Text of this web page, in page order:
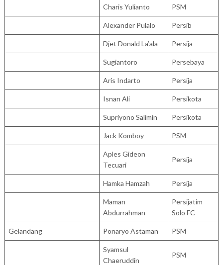
Charis Yulianto PSM
Alexander Pulalo Persib
Djet Donald La’ala Persija
Sugiantoro Persebaya
Aris Indarto Persija
Isnan Ali Persikota
Supriyono Salimin Persikota
Jack Komboy PSM
Aples Gideon
Tecuari
Persija
Hamka Hamzah Persija
Maman
Abdurrahman
Persijatim
Solo FC
Gelandang Ponaryo Astaman PSM
Syamsul
Chaeruddin
PSM